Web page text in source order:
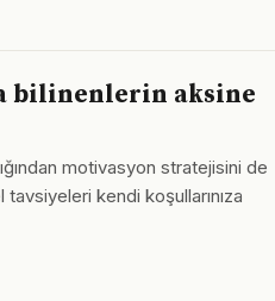
bilinenlerin aksine
motivasyon stratejisini de
kendi koşullarınıza